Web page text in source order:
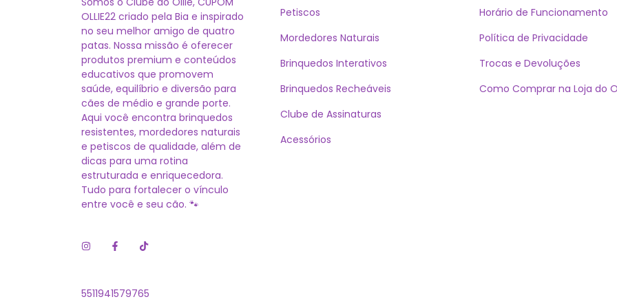
OLLIE22 criado pela Bia e inspirado
no seu melhor amigo de quatro
patas. Nossa missão é oferecer
produtos premium e conteúdos
educativos que promovem
saúde, equilíbrio e diversão para
cães de médio e grande porte.
Aqui você encontra brinquedos
resistentes, mordedores naturais
e petiscos de qualidade, além de
dicas para uma rotina
estruturada e enriquecedora.
Tudo para fortalecer o vínculo
entre você e seu cão. 🐾
5511941579765
Petiscos
Mordedores Naturais
Brinquedos Interativos
Brinquedos Recheáveis
Clube de Assinaturas
Acessórios
Horário de Funcionamento
Política de Privacidade
Trocas e Devoluções
Como Comprar na Loja do